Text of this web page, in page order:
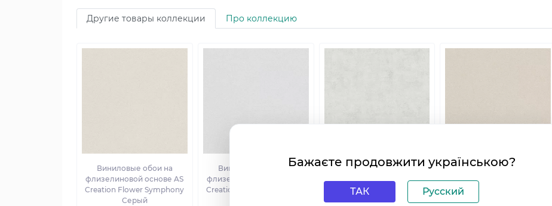
Другие товары коллекции Про коллекцию
Виниловые обои на
флизелиновой основе AS
Creation Flower Symphony
Серый
Виниловые обои на
флизелиновой основе AS
Creation Flower Symphony
Виниловые обои на
флизелиновой основе AS
Creation Flower Symphony
Серый
Виниловые обои на
флизелиновой основе AS
Creation Flower Symphony
Бажаєте продовжити українською?
ТАК Русский